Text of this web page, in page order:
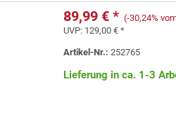
89,99 € * (-30,24%
UVP: 129,00 € *
Artikel-Nr.:252765
Lieferung in ca. 1-3